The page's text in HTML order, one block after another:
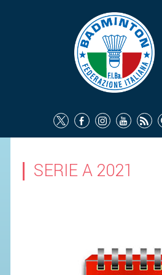
SERIE A 2021
FEDERAZIONE
IDENTITÀ
COMMISSIONI
ORGANI